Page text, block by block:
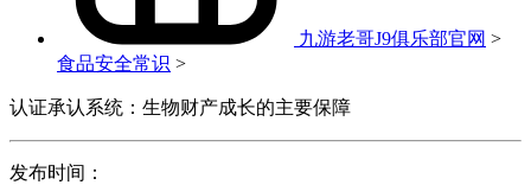
九游老哥J9俱乐部官网 >
食品安全常识 >
认证承认系统：生物财产成长的主要保障
发布时间：